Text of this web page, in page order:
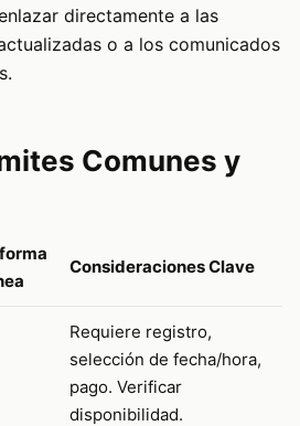
directamente a las
o a los comunicados
Comunes y
Consideraciones Clave
Requiere registro,
selección de fecha/hora,
pago. Verificar
disponibilidad.